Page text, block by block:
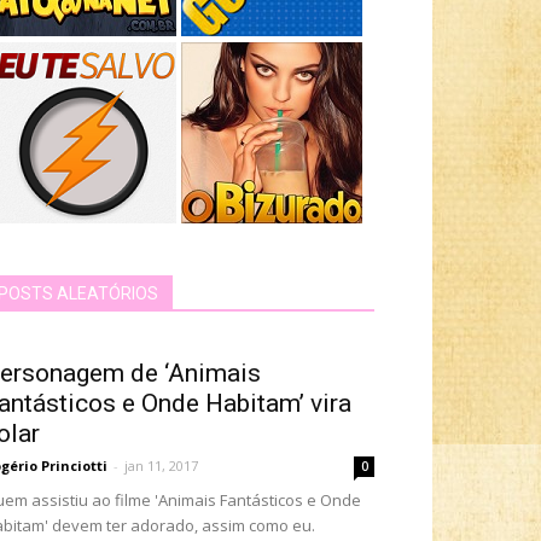
POSTS ALEATÓRIOS
de ‘Animais
e Onde Habitam’ vira
Princiotti - jan 11, 2017 0
assistiu ao filme 'Animais Fantásticos e Onde
devem ter adorado, assim como eu.